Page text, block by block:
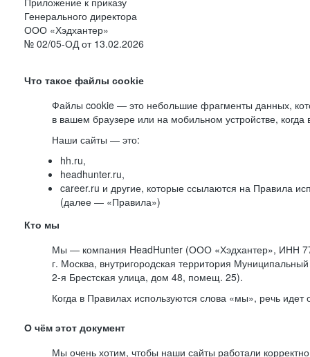
Генерального директора
ООО «Хэдхантер»
№ 02/05-ОД от 13.02.2026
Что такое файлы cookie
Файлы cookie — это небольшие фрагменты данных,
в вашем браузере или на мобильном устройстве,
Наши сайты — это:
hh.ru,
headhunter.ru,
career.ru и другие, которые ссылаются на Правила
(далее — «Правила»)
Кто мы
Мы — компания HeadHunter (ООО «Хэдхантер», ИНН
г. Москва, внутригородская территория Муниципальный
2-я Брестская улица, дом 48, помещ. 25).
Когда в Правилах используются слова «мы», речь
О чём этот документ
Мы очень хотим, чтобы наши сайты работали